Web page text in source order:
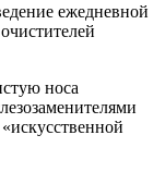
ежедневной
носа